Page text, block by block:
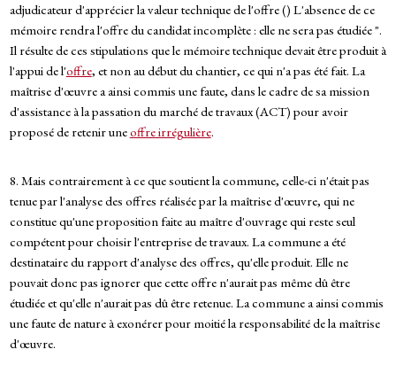
adjudicateur d'apprécier la valeur technique de l'offre () L'absence de ce
mémoire rendra l'offre du candidat incomplète : elle ne sera pas étudiée ".
Il résulte de ces stipulations que le mémoire technique devait être produit à
l'appui de l'offre, et non au début du chantier, ce qui n'a pas été fait. La
maîtrise d'œuvre a ainsi commis une faute, dans le cadre de sa mission
d'assistance à la passation du marché de travaux (ACT) pour avoir
proposé de retenir uneoffre irrégulière.
8. Mais contrairement à ce que soutient la commune, celle-ci n'était pas
tenue par l'analyse des offres réalisée par la maîtrise d'œuvre, qui ne
constitue qu'une proposition faite au maître d'ouvrage qui reste seul
compétent pour choisir l'entreprise de travaux. La commune a été
destinataire du rapport d'analyse des offres, qu'elle produit. Elle ne
pouvait donc pas ignorer que cette offre n'aurait pas même dû être
étudiée et qu'elle n'aurait pas dû être retenue. La commune a ainsi commis
une faute de nature à exonérer pour moitié la responsabilité de la maîtrise
d'œuvre.